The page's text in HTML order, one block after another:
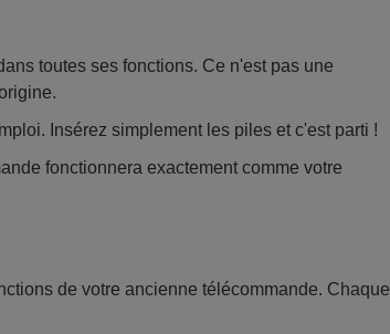
toutes ses fonctions. Ce n'est pas une
Insérez simplement les piles et c'est parti !
fonctionnera exactement comme votre
de votre ancienne télécommande. Chaque